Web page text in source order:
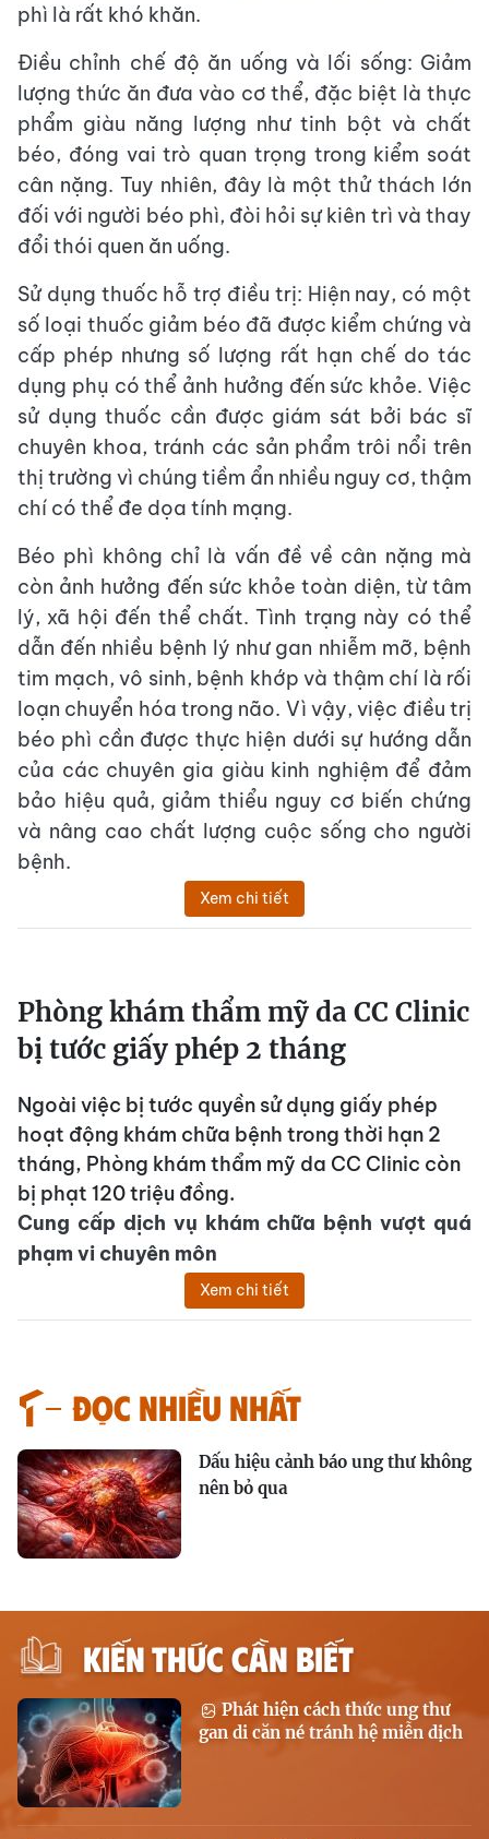
phì là rất khó khăn.
Điều chỉnh chế độ ăn uống và lối sống: Giảm
lượng thức ăn đưa vào cơ thể, đặc biệt là thực
phẩm giàu năng lượng như tinh bột và chất
béo, đóng vai trò quan trọng trong kiểm soát
cân nặng. Tuy nhiên, đây là một thử thách lớn
đối với người béo phì, đòi hỏi sự kiên trì và thay
đổi thói quen ăn uống.
Sử dụng thuốc hỗ trợ điều trị: Hiện nay, có một
số loại thuốc giảm béo đã được kiểm chứng và
cấp phép nhưng số lượng rất hạn chế do tác
dụng phụ có thể ảnh hưởng đến sức khỏe. Việc
sử dụng thuốc cần được giám sát bởi bác sĩ
chuyên khoa, tránh các sản phẩm trôi nổi trên
thị trường vì chúng tiềm ẩn nhiều nguy cơ, thậm
chí có thể đe dọa tính mạng.
Béo phì không chỉ là vấn đề về cân nặng mà
còn ảnh hưởng đến sức khỏe toàn diện, từ tâm
lý, xã hội đến thể chất. Tình trạng này có thể
dẫn đến nhiều bệnh lý như gan nhiễm mỡ, bệnh
tim mạch, vô sinh, bệnh khớp và thậm chí là rối
loạn chuyển hóa trong não. Vì vậy, việc điều trị
béo phì cần được thực hiện dưới sự hướng dẫn
của các chuyên gia giàu kinh nghiệm để đảm
bảo hiệu quả, giảm thiểu nguy cơ biến chứng
và nâng cao chất lượng cuộc sống cho người
bệnh.
Xem chi tiết
Phòng khám thẩm mỹ da CC Clinic
bị tước giấy phép 2 tháng
Ngoài việc bị tước quyền sử dụng giấy phép
hoạt động khám chữa bệnh trong thời hạn 2
tháng, Phòng khám thẩm mỹ da CC Clinic còn
bị phạt 120 triệu đồng.
Cung cấp dịch vụ khám chữa bệnh vượt quá
phạm vi chuyên môn
Xem chi tiết
Đọc nhiều nhất
Dấu hiệu cảnh báo ung thư không
nên bỏ qua
KIẾN THỨC CẦN BIẾT
Phát hiện cách thức ung thư
gan di căn né tránh hệ miễn dịch